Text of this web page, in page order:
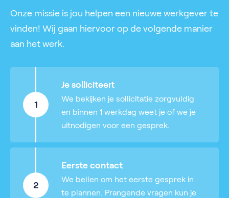
Onze missie is jou helpen een nieuwe werkgever te
vinden! Wij gaan hiervoor op de volgende manier
aan het werk.
1
Je solliciteert
We bekijken je sollicitatie zorgvuldig
en binnen 1 werkdag weet je of we je
uitnodigen voor een gesprek.
2
Eerste contact
We bellen om het eerste gesprek in
te plannen. Prangende vragen kun je